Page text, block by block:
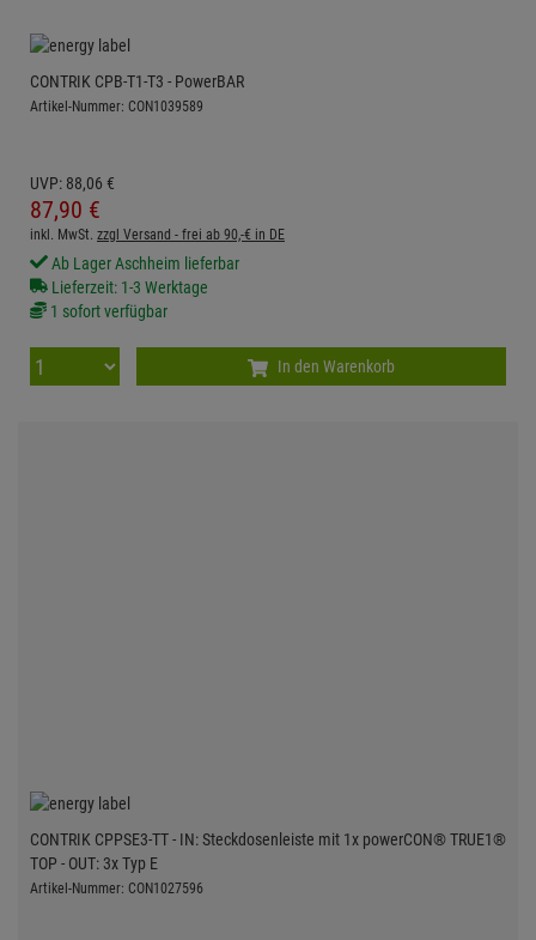
CONTRIK CPB-T1-T3 - PowerBAR
Artikel-Nummer: CON1039589
UVP: 88,06 €
87,90 €
inkl. MwSt. zzgl Versand - frei ab 90,-€ in DE
Ab Lager Aschheim lieferbar
Lieferzeit: 1-3 Werktage
1 sofort verfügbar
In den Warenkorb
CONTRIK CPPSE3-TT - IN: Steckdosenleiste mit 1x powerCON® TRUE1®
TOP - OUT: 3x Typ E
Artikel-Nummer: CON1027596